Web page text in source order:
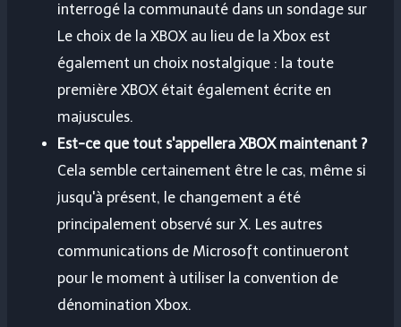
interrogé la communauté dans un sondage sur
Le choix de la XBOX au lieu de la Xbox est
également un choix nostalgique : la toute
première XBOX était également écrite en
majuscules.
Est-ce que tout s'appellera XBOX maintenant ?
Cela semble certainement être le cas, même si
jusqu'à présent, le changement a été
principalement observé sur X. Les autres
communications de Microsoft continueront
pour le moment à utiliser la convention de
dénomination Xbox.